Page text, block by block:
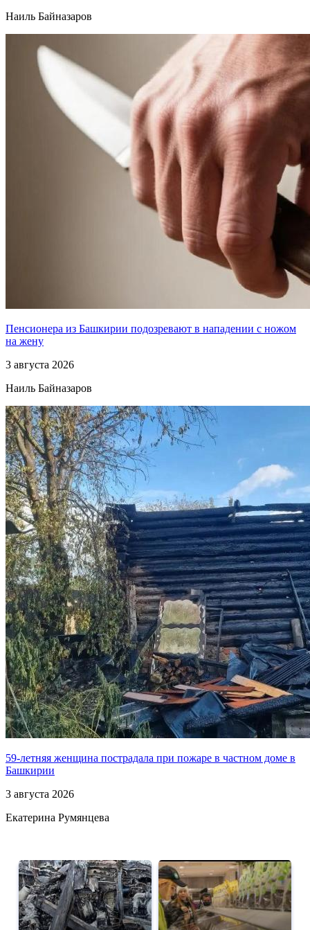
Наиль Байназаров
Пенсионера из Башкирии подозревают в нападении с ножом
на жену
3 августа 2026
Наиль Байназаров
59-летняя женщина пострадала при пожаре в частном доме в
Башкирии
3 августа 2026
Екатерина Румянцева